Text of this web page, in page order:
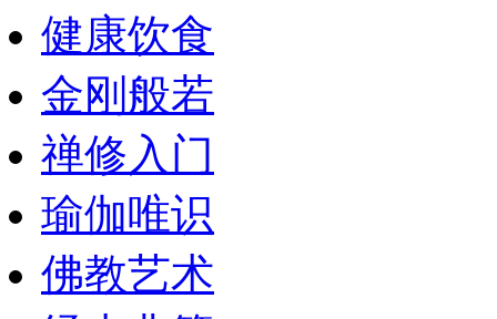
健康饮食
金刚般若
禅修入门
瑜伽唯识
佛教艺术